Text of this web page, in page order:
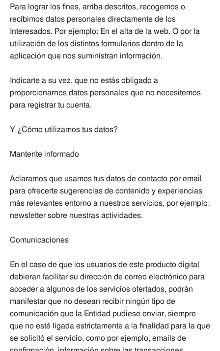
Para lograr los fines, arriba descritos, recogemos o
recibimos datos personales directamente de los
Interesados. Por ejemplo: En el alta de la web. O por la
utilización de los distintos formularios dentro de la
aplicación que nos suministran información.
Indicarte a su vez, que no estás obligado a
proporcionarnos datos personales que no necesitemos
para registrar tu cuenta.
Y ¿Cómo utilizamos tus datos?
Mantente informado
Aclaramos que usamos tus datos de contacto por email
para ofrecerte sugerencias de contenido y experiencias
más relevantes entorno a nuestros servicios, por ejemplo:
newsletter sobre nuestras actividades.
Comunicaciones
En el caso de que los usuarios de este producto digital
debieran facilitar su dirección de correo electrónico para
acceder a algunos de los servicios ofertados, podrán
manifestar que no desean recibir ningún tipo de
comunicación que la Entidad pudiese enviar, siempre
que no esté ligada estrictamente a la finalidad para la que
se solicitó el servicio, como por ejemplo, emails de